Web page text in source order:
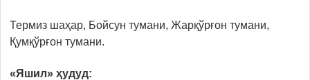
Термиз шаҳар, Бойсун тумани, Жарқўрғон тумани,
Қумқўрғон тумани.
«Яшил» ҳудуд: